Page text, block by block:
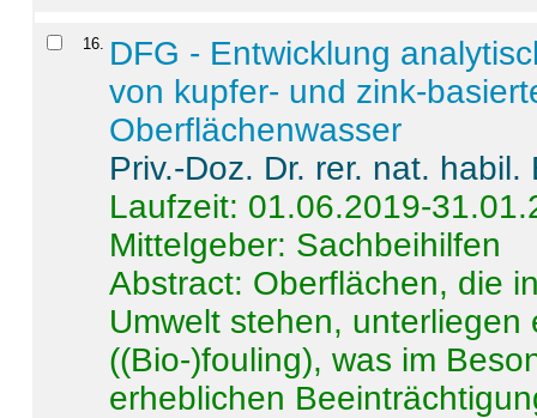
16
DFG - Entwicklung
von kupfer- und zink-
Oberflächenwasser
Priv.-Doz. Dr. rer. nat.
Laufzeit: 01.06.2019-
Mittelgeber: Sachbeihilfen
Abstract: Oberflächen, die
Umwelt stehen,
((Bio-)fouling), was im
erheblichen